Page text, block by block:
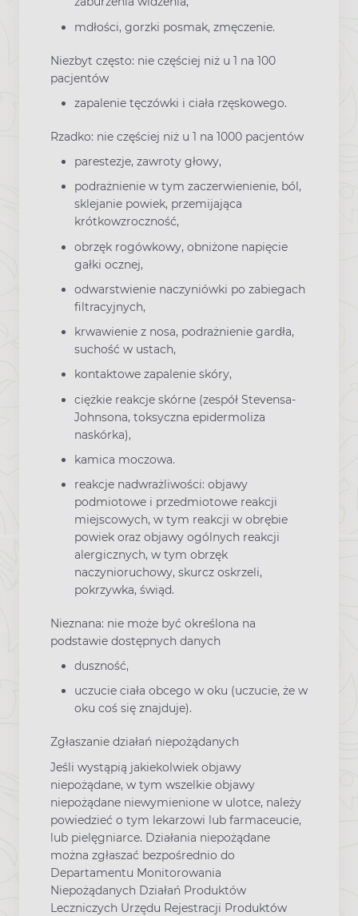
mdłości, gorzki posmak, zmęczenie.
Niezbyt często: nie częściej niż u 1 na 100
pacjentów
zapalenie tęczówki i ciała rzęskowego.
Rzadko: nie częściej niż u 1 na 1000 pacjentów
parestezje, zawroty głowy,
podrażnienie w tym zaczerwienienie, ból,
sklejanie powiek, przemijająca
krótkowzroczność,
obrzęk rogówkowy, obniżone napięcie
gałki ocznej,
odwarstwienie naczyniówki po zabiegach
filtracyjnych,
krwawienie z nosa, podrażnienie gardła,
suchość w ustach,
kontaktowe zapalenie skóry,
ciężkie reakcje skórne (zespół Stevensa-
Johnsona, toksyczna epidermoliza
naskórka),
kamica moczowa.
reakcje nadwrażliwości: objawy
podmiotowe i przedmiotowe reakcji
miejscowych, w tym reakcji w obrębie
powiek oraz objawy ogólnych reakcji
alergicznych, w tym obrzęk
naczynioruchowy, skurcz oskrzeli,
pokrzywka, świąd.
Nieznana: nie może być określona na
podstawie dostępnych danych
duszność,
uczucie ciała obcego w oku (uczucie, że w
oku coś się znajduje).
Zgłaszanie działań niepożądanych
Jeśli wystąpią jakiekolwiek objawy
niepożądane, w tym wszelkie objawy
niepożądane niewymienione w ulotce, należy
powiedzieć o tym lekarzowi lub farmaceucie,
lub pielęgniarce. Działania niepożądane
można zgłaszać bezpośrednio do
Departamentu Monitorowania
Niepożądanych Działań Produktów
Leczniczych Urzędu Rejestracji Produktów